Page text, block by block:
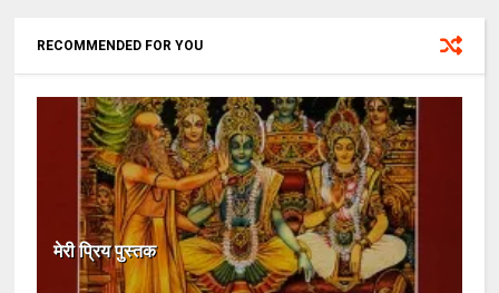
RECOMMENDED FOR YOU
मेरी प्रिय पुस्तक